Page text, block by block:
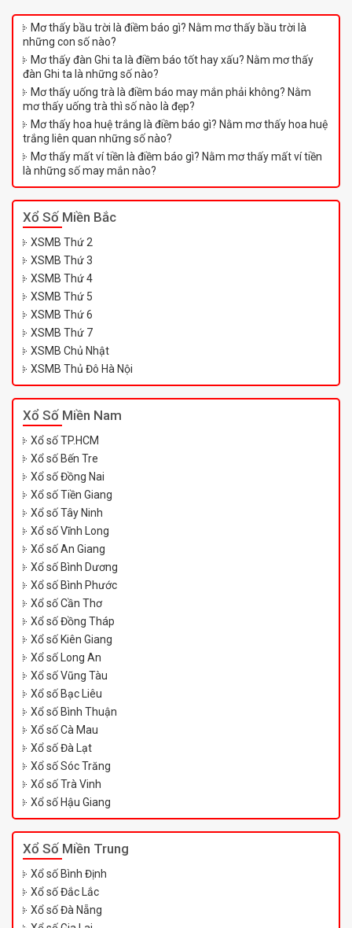
Mơ thấy bầu trời là điềm báo gì? Nằm mơ thấy bầu trời là
những con số nào?
Mơ thấy đàn Ghi ta là điềm báo tốt hay xấu? Nằm mơ thấy
đàn Ghi ta là những số nào?
Mơ thấy uống trà là điềm báo may mắn phải không? Nằm
mơ thấy uống trà thì số nào là đẹp?
Mơ thấy hoa huệ trắng là điềm báo gì? Nằm mơ thấy hoa huệ
trắng liên quan những số nào?
Mơ thấy mất ví tiền là điềm báo gì? Nằm mơ thấy mất ví tiền
là những số may mắn nào?
Xổ Số Miền Bắc
XSMB Thứ 2
XSMB Thứ 3
XSMB Thứ 4
XSMB Thứ 5
XSMB Thứ 6
XSMB Thứ 7
XSMB Chủ Nhật
XSMB Thủ Đô Hà Nội
Xổ Số Miền Nam
Xổ số TP.HCM
Xổ số Bến Tre
Xổ số Đồng Nai
Xổ số Tiền Giang
Xổ số Tây Ninh
Xổ số Vĩnh Long
Xổ số An Giang
Xổ số Bình Dương
Xổ số Bình Phước
Xổ số Cần Thơ
Xổ số Đồng Tháp
Xổ số Kiên Giang
Xổ số Long An
Xổ số Vũng Tàu
Xổ số Bạc Liêu
Xổ số Bình Thuận
Xổ số Cà Mau
Xổ số Đà Lạt
Xổ số Sóc Trăng
Xổ số Trà Vinh
Xổ số Hậu Giang
Xổ Số Miền Trung
Xổ số Bình Định
Xổ số Đắc Lắc
Xổ số Đà Nẵng